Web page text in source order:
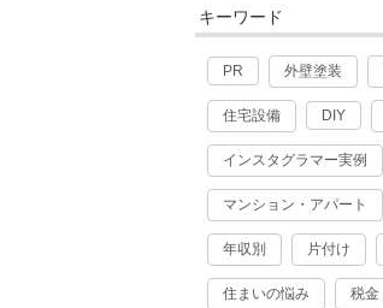
キーワード
PR 外壁塗装
住宅設備 DIY
インスタグラマー実例
マンション・アパート
年収別 片付け
住まいの悩み 税金